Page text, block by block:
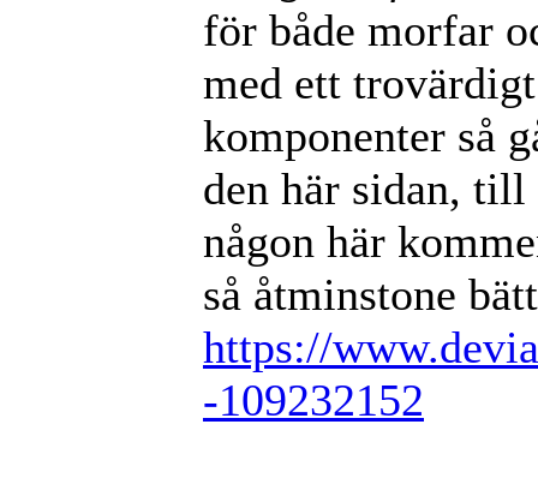
för både morfar
med ett
komponenter så
den här sidan,
någon här
så åtminstone
https://
-109232152